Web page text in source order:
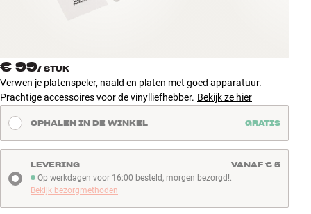
AANBIEDINGEN
Winkels
Klantenservice
Inloggen
Klantenservice
Bouw met geluid
€ 99/ STUK
Verwen je platenspeler, naald en platen met goed apparatuur.
Prachtige accessoires voor de vinylliefhebber. Bekijk ze hier
OPHALEN IN DE WINKEL GRATIS
Op werkdagen voor 16:00 besteld, morgen bezorgd!
Op werkdagen voor 16:00 besteld, morgen bezorgd!.
Bekijk bezorgmethoden
LEVERING VANAF € 5